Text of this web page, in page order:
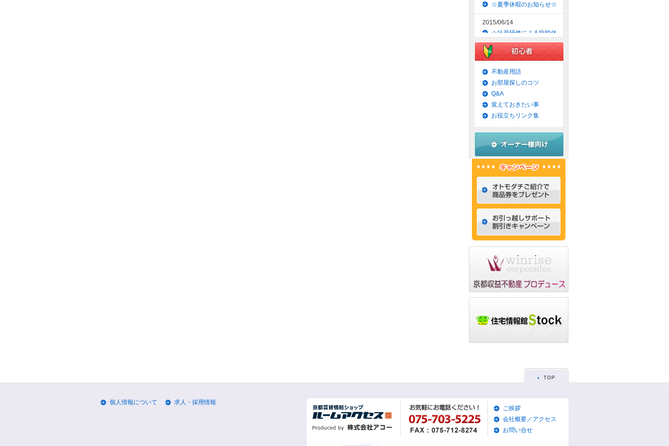
☆夏季休暇のお知らせ☆
2015/06/14
☆社員研修による臨時休
業のお知らせ☆
2015/06/09
☆京都市上京区賃貸お得
な1ＬＤＫマンション☆
2015/06/07
☆京都市左京区賃貸お得
な1Ｋマンション☆
2015/06/02
☆京都市左京区賃貸お得
2015/05/31
な1ＬＤＫマンション☆
☆京都市左京区賃貸おし
ゃれなデザイナーズマン
ション☆
☆京都市左京区賃貸お得
な1ＬＤＫ物件☆
2015/05/28
☆京都市東山区賃貸お得
2015/05/26
な1Ｋマンション☆
物件☆
2015/05/19
☆京都市左京区賃貸築浅1
Ｋマンション☆
2015/05/17
不動産用語
お部屋探しのコツ
Q&A
覚えておきたい事
お役立ちリンク集
個人情報について
求人・採用情報
ご挨拶
会社概要／アクセス
お問い合せ